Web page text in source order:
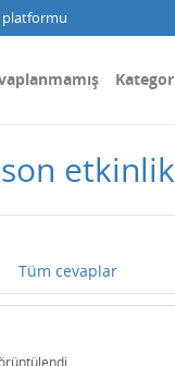
platformu
son
Tüm cevaplar